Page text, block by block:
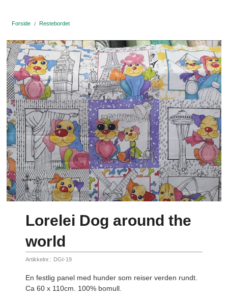
Forside Restebordet
Lorelei Dog around the
world
Artikkelnr.: DGI-19
En festlig panel med hunder som reiser verden rundt.
Ca 60 x 110cm. 100% bomull.